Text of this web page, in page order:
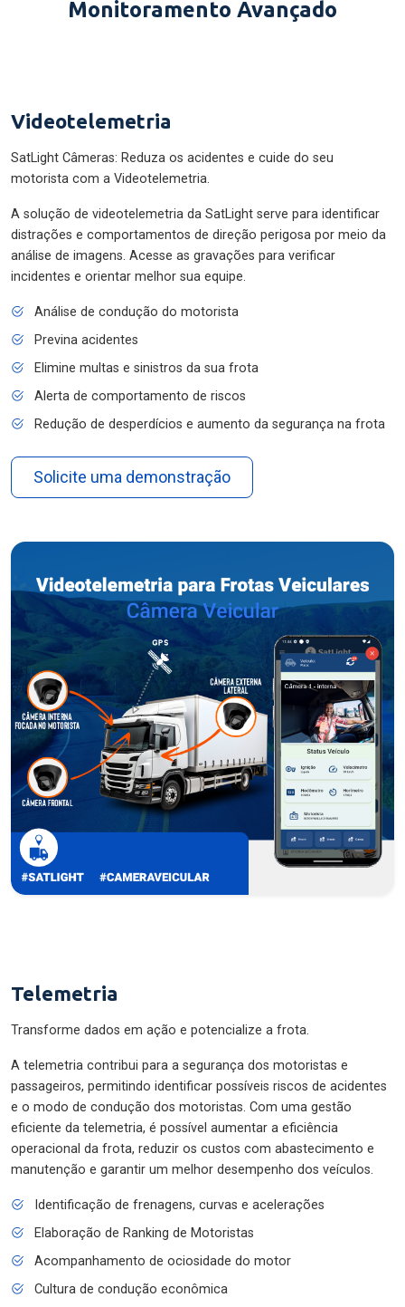
Monitoramento Avançado
Videotelemetria
SatLight Câmeras: Reduza os acidentes e cuide do seu
motorista com a Videotelemetria.
A solução de videotelemetria da SatLight serve para identificar
distrações e comportamentos de direção perigosa por meio da
análise de imagens. Acesse as gravações para verificar
incidentes e orientar melhor sua equipe.
Análise de condução do motorista
Previna acidentes
Elimine multas e sinistros da sua frota
Alerta de comportamento de riscos
Redução de desperdícios e aumento da segurança na frota
Solicite uma demonstração
Telemetria
Transforme dados em ação e potencialize a frota.
A telemetria contribui para a segurança dos motoristas e
passageiros, permitindo identificar possíveis riscos de acidentes
e o modo de condução dos motoristas. Com uma gestão
eficiente da telemetria, é possível aumentar a eficiência
operacional da frota, reduzir os custos com abastecimento e
manutenção e garantir um melhor desempenho dos veículos.
Identificação de frenagens, curvas e acelerações
Elaboração de Ranking de Motoristas
Acompanhamento de ociosidade do motor
Cultura de condução econômica